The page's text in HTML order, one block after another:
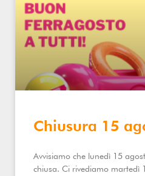
Chiusura 15
Avvisiamo che lunedì 15
chiusa. Ci rivediamo martedì